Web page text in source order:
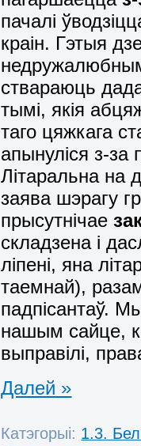
пачалі
краін. Гэтыя
ствараюць
тымі, якія
таго цяжкага
апынуліся з-за
Літаральна на
заява шэрагу
прысутнічае
складзена і
ліпені, яна
таемнай),
падпісантаў.
нашым сайце,
выправілі,
Далей »
Катэгорыі: 1.3.